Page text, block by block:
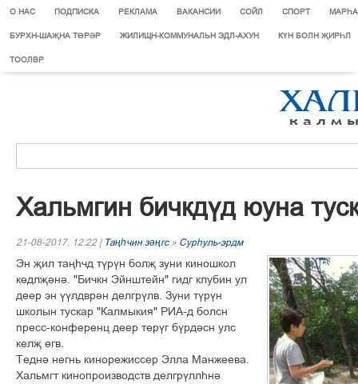
О НАС ПОДПИСКА РЕКЛАМА ВАКАНСИИ СОЙЛ СПОРТ
БУРХН-ШАҖНА ТӨРӘР ЖИЛИЩН-КОММУНАЛЬН ЭДЛ-АХУН КҮН БОЛН ҖИРҺЛ
ТООЛВР
Õàëüìãèí áè÷êä¢ä þóíà
21-08-2017, 12:22 | Таңһчин зәңгс» Сурєуль-эрдм
Ýí šèë òàœº÷ä ò¢ð¢í áîëš çóíè êèíîøêîë
ê´äëš³í³. "Áè÷êí Ýéíøòåéí" ãèäã êëóáèí óë
äååð ýí ¢¢ëäâð³í äåëãð¢ëâ. Çóíè ò¢ð¢í
øêîëûí òóñêàð "Êàëìûêèÿ" ÐÈÀ-ä áîëñí
ïðåññ-êîíôåðåíö äååð òåð¢ã á¢ðä³ñí óëñ
êåëš ´ãâ.
Òåäí³ íåãíü êèíîðåæèññåð Ýëëà Ìàíæååâà.
Õàëüìãò êèíîïðîèçâîäñòâ äåëãð¢ëëºí³